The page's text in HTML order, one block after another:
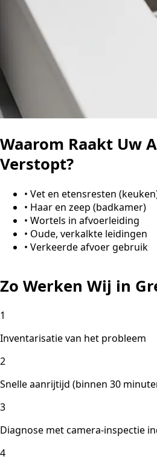
Waarom Raakt Uw
Verstopt?
• Vet en etensresten
• Haar en zeep (badkamer)
• Wortels in afvoerleiding
• Oude, verkalkte leidingen
• Verkeerde afvoer gebruik
Zo Werken Wij in
1
Inventarisatie van het probleem
2
Snelle aanrijtijd (binnen 30
3
Diagnose met camera-inspectie
4